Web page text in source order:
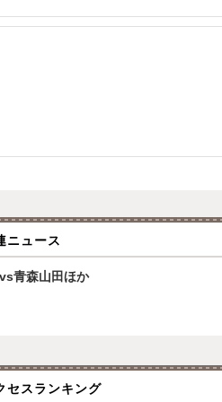
ニュース
青森山田ほか
セスランキング